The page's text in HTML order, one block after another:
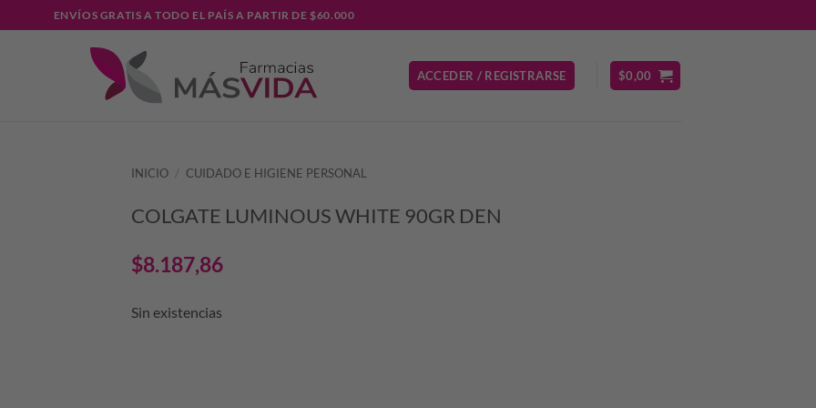
ENVÍOS GRATIS A TODO EL PAÍS A PARTIR DE $60.000
ACCEDER / REGISTRARSE $0,00
INICIO / CUIDADO E HIGIENE PERSONAL
COLGATE LUMINOUS WHITE 90GR DEN
$8.187,86
Sin existencias